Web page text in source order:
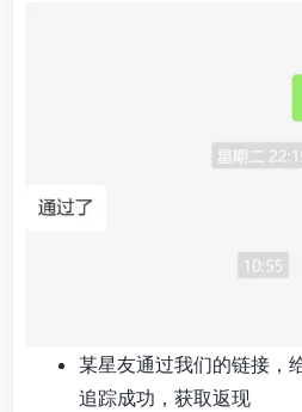
某星友通过我们的链接，
追踪成功，获取返现